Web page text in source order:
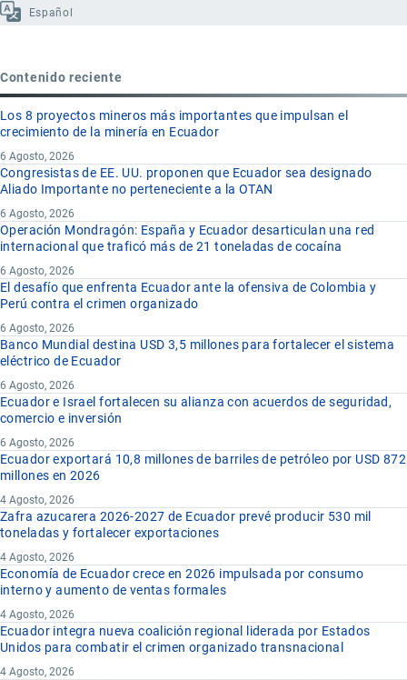
Español
Contenido reciente
Los 8 proyectos mineros más importantes que impulsan el
crecimiento de la minería en Ecuador
6 Agosto, 2026
Congresistas de EE. UU. proponen que Ecuador sea designado
Aliado Importante no perteneciente a la OTAN
6 Agosto, 2026
Operación Mondragón: España y Ecuador desarticulan una red
internacional que traficó más de 21 toneladas de cocaína
6 Agosto, 2026
El desafío que enfrenta Ecuador ante la ofensiva de Colombia y
Perú contra el crimen organizado
6 Agosto, 2026
Banco Mundial destina USD 3,5 millones para fortalecer el sistema
eléctrico de Ecuador
6 Agosto, 2026
Ecuador e Israel fortalecen su alianza con acuerdos de seguridad,
comercio e inversión
6 Agosto, 2026
Ecuador exportará 10,8 millones de barriles de petróleo por USD 872
millones en 2026
4 Agosto, 2026
Zafra azucarera 2026-2027 de Ecuador prevé producir 530 mil
toneladas y fortalecer exportaciones
4 Agosto, 2026
Economía de Ecuador crece en 2026 impulsada por consumo
interno y aumento de ventas formales
4 Agosto, 2026
Ecuador integra nueva coalición regional liderada por Estados
Unidos para combatir el crimen organizado transnacional
4 Agosto, 2026